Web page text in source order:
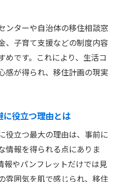
を参考に効率的な視察準
ンターや自治体の移住相談窓
、子育て支援などの制度内容
めです。これにより、生活コ
感が得られ、移住計画の現実
役立つ理由とは
役立つ最大の理由は、事前に
情報を得られる点にありま
報やパンフレットだけでは見
雰囲気を肌で感じられ、移住